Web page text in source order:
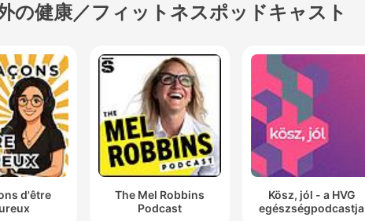
の健康／フィットネスポッドキャスト
d'être
The Mel Robbins
Podcast
Kösz, jól - a HVG
egészségpodcastja